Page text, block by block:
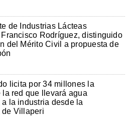
de Industrias Lácteas
Rodríguez, distinguido
del Mérito Civil a propuesta de
licita por 34 millones la
la red que llevará agua
la industria desde la
de Villaperi